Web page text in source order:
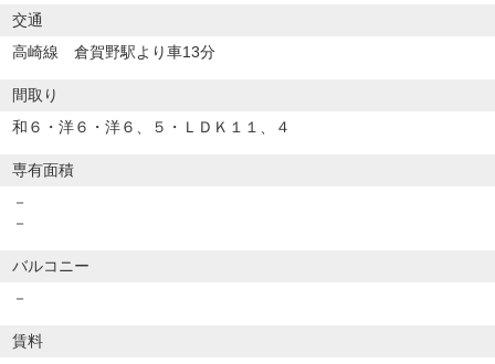
交通
高崎線 倉賀野駅より車13分
間取り
和６・洋６・洋６、５・ＬＤＫ１１、４
専有面積
－
－
バルコニー
－
賃料